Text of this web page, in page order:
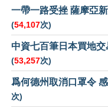
一帶一路受挫 薩摩亞
(54,107次)
中資七百筆日本買地
(53,257次)
爲何德州取消口罩令
次)